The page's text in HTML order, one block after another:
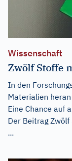
Wissenschaft
Zwölf Stoffe
In den
Materialien
Eine Chance auf
Der Beitrag Zwölf
...